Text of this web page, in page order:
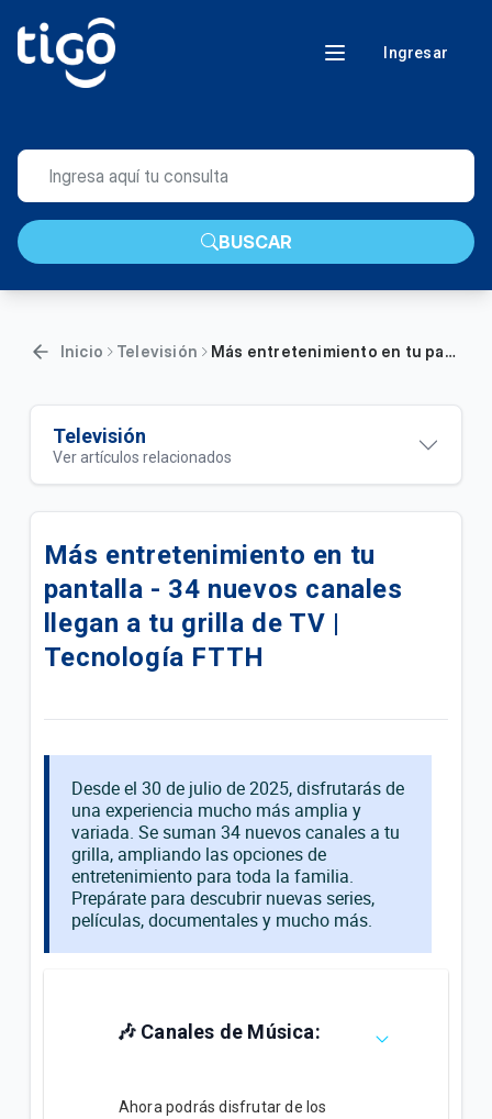
Ingresar
BUSCAR
Inicio Televisión Más entretenimiento en tu pantalla - 34 nuevos canales llegan a tu grilla de TV | Tecnología FTTH
Televisión
Ver artículos relacionados
Actualizamos la grilla de tu plan Avanzado Plus | TV
Conoce los 4 Nuevos Canales de tu Plan Avanzado
| TV DTH
Actualizamos la grilla de tu plan | Tigo Hogar HFC
Hogar FTTH
Actualizamos la grilla Básica de tu plan | Tigo Hogar
FTTH
Actualizamos la grilla Esencial de tu plan | Tigo
Más entretenimiento en tu
pantalla - 34 nuevos canales
llegan a tu grilla de TV |
Tecnología FTTH
Desde el 30 de julio de 2025, disfrutarás de
una experiencia mucho más amplia y
variada. Se suman 34 nuevos canales a tu
grilla, ampliando las opciones de
entretenimiento para toda la familia.
Prepárate para descubrir nuevas series,
películas, documentales y mucho más.
🎶 Canales de Música:
Ahora podrás disfrutar de los